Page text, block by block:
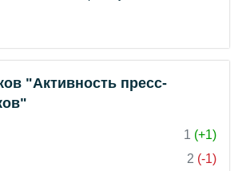
"Активность пресс-
1 (+1)
2 (-1)